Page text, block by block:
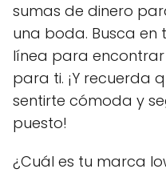
sumas de dinero
una boda. Busca en
línea para
para ti. ¡Y recuerda
sentirte cómoda y
puesto!
¿Cuál es tu marca